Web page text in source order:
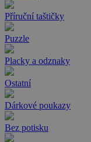
Příruční taštičky
Puzzle
Placky a odznaky
Ostatní
Dárkové poukazy
Bez potisku